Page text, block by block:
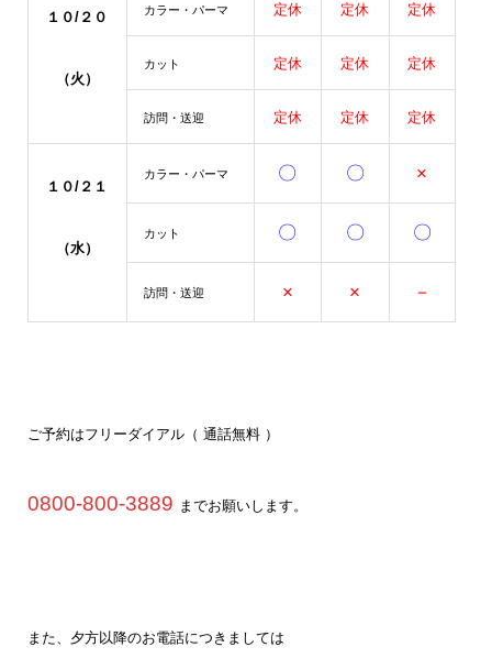
１０/２０
（火）
カラー・パーマ 定休 定休 定休
カット 定休 定休 定休
訪問・送迎 定休 定休 定休
１０/２１
（水）
カラー・パーマ 〇 〇 ×
カット 〇 〇 〇
訪問・送迎 × × －
ご予約はフリーダイアル（ 通話無料 ）
0800-800-3889 までお願いします。
また、夕方以降のお電話につきましては